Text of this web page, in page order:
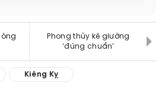
Phong thủy kê giường
‘đúng chuẩn’
Kiêng Kỵ